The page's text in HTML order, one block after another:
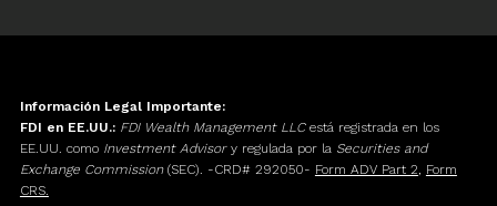
Información Legal Importante:
FDI en EE.UU.: FDI Wealth Management LLCestá registrada en los
EE.UU. como Investment Advisory regulada por la Securities and
Exchange Commission(SEC). -CRD# 292050- Form ADV Part 2, Form
CRS.